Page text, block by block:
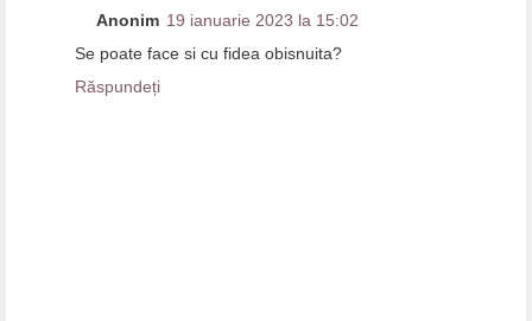
Anonim 19 ianuarie 2023 la 15:02
Se poate face si cu fidea obisnuita?
Răspundeți